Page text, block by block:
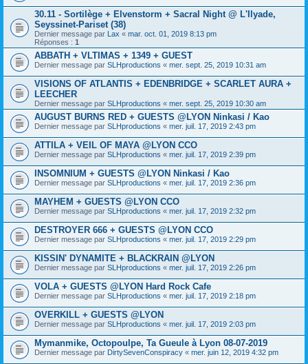
30.11 - Sortilège + Elvenstorm + Sacral Night @ L'Ilyade,
Seyssinet-Pariset (38)
Dernier message par Lax « mar. oct. 01, 2019 8:13 pm
Réponses : 1
ABBATH + VLTIMAS + 1349 + GUEST
Dernier message par SLHproductions « mer. sept. 25, 2019 10:31 am
VISIONS OF ATLANTIS + EDENBRIDGE + SCARLET AURA +
LEECHER
Dernier message par SLHproductions « mer. sept. 25, 2019 10:30 am
AUGUST BURNS RED + GUESTS @LYON Ninkasi / Kao
Dernier message par SLHproductions « mer. juil. 17, 2019 2:43 pm
ATTILA + VEIL OF MAYA @LYON CCO
Dernier message par SLHproductions « mer. juil. 17, 2019 2:39 pm
INSOMNIUM + GUESTS @LYON Ninkasi / Kao
Dernier message par SLHproductions « mer. juil. 17, 2019 2:36 pm
MAYHEM + GUESTS @LYON CCO
Dernier message par SLHproductions « mer. juil. 17, 2019 2:32 pm
DESTROYER 666 + GUESTS @LYON CCO
Dernier message par SLHproductions « mer. juil. 17, 2019 2:29 pm
KISSIN' DYNAMITE + BLACKRAIN @LYON
Dernier message par SLHproductions « mer. juil. 17, 2019 2:26 pm
VOLA + GUESTS @LYON Hard Rock Cafe
Dernier message par SLHproductions « mer. juil. 17, 2019 2:18 pm
OVERKILL + GUESTS @LYON
Dernier message par SLHproductions « mer. juil. 17, 2019 2:03 pm
Mymanmike, Octopoulpe, Ta Gueule à Lyon 08-07-2019
Dernier message par DirtySevenConspiracy « mer. juin 12, 2019 4:32 pm